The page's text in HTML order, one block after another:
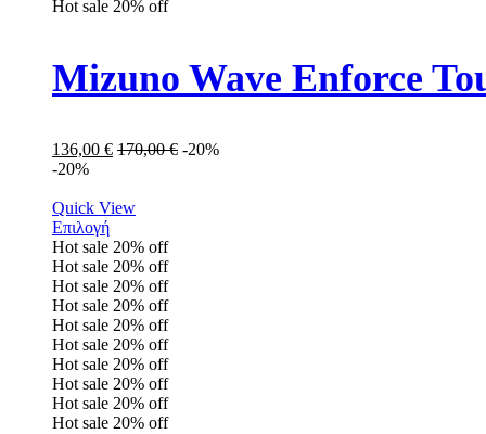
Hot sale 20% off
Mizuno Wave Enforce
136,00 € 170,00€ -20%
-20%
Quick View
Επιλογή
Hot sale 20% off
Hot sale 20% off
Hot sale 20% off
Hot sale 20% off
Hot sale 20% off
Hot sale 20% off
Hot sale 20% off
Hot sale 20% off
Hot sale 20% off
Hot sale 20% off